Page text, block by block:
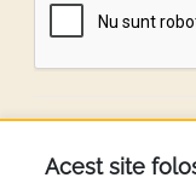
DESPRE NOI
Acest site